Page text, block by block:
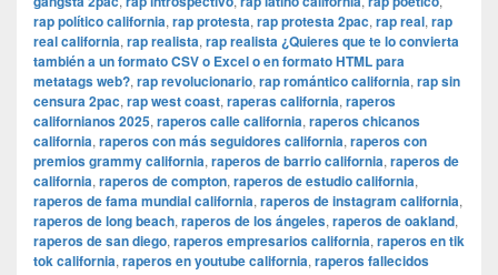
rap político california, rap protesta, rap protesta 2pac, rap real, rap
real california, rap realista, rap realista ¿Quieres que te lo convierta
también a un formato CSV o Excel o en formato HTML para
metatags web?, rap revolucionario, rap romántico california, rap sin
censura 2pac, rap west coast, raperas california, raperos
californianos 2025, raperos calle california, raperos chicanos
california, raperos con más seguidores california, raperos con
premios grammy california, raperos de barrio california, raperos de
california, raperos de compton, raperos de estudio california,
raperos de fama mundial california, raperos de instagram california,
raperos de long beach, raperos de los ángeles, raperos de oakland,
raperos de san diego, raperos empresarios california, raperos en tik
tok california, raperos en youtube california, raperos fallecidos